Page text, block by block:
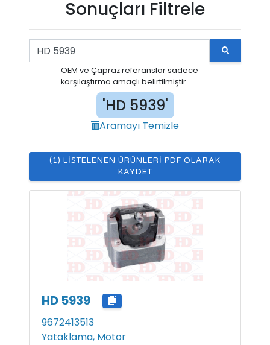
Sonuçları Filtrele
OEM ve Çapraz referanslar sadece
karşılaştırma amaçlı belirtilmiştir.
'HD 5939'
Aramayı Temizle
(1) LISTELENEN ÜRÜNLERI PDF OLARAK
KAYDET
HD 5939
9672413513
Yataklama, Motor